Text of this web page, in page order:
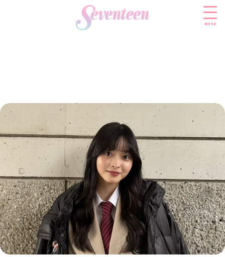
menu
FASHION
ファッションニュース
モデル私服
着回し
着痩せ
BEAUTY
ビューティニュース
トレンドメイク
ベストコスメ
ヘアアレンジ・ヘアケア
スキンケア
ボディケア
SCHOOL
スクールニュース
制服コーデ
学校ヘアメイク
勉強・受験・進路
ENTERTAINMENT
エンタメニュース
なにわ男子
K-POP
LIFESTYLE
ライフスタイルニュース
JKランキング・アワード
モデルの購入品
おでかけ
JK TREND
JKトレンドニュース
MODELS
MODEL'S BLOG